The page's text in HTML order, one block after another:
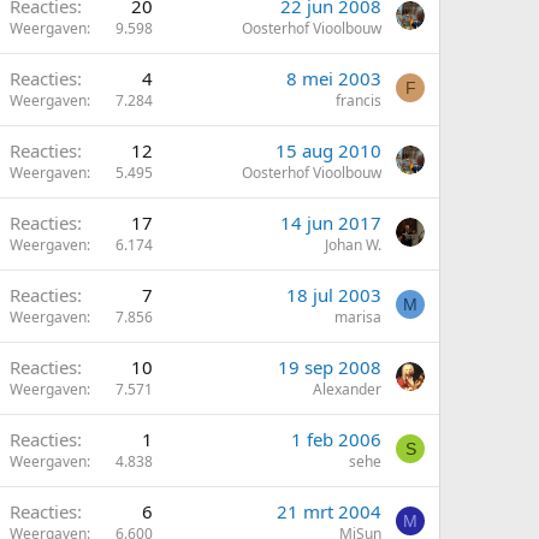
Reacties 20
Weergaven 9.598
22 jun 2008
Oosterhof Vioolbouw
Reacties 4
Weergaven 7.284
8 mei 2003
francis
F
Reacties 12
Weergaven 5.495
15 aug 2010
Oosterhof Vioolbouw
Reacties 17
Weergaven 6.174
14 jun 2017
Johan W.
Reacties 7
Weergaven 7.856
18 jul 2003
marisa
M
Reacties 10
Weergaven 7.571
19 sep 2008
Alexander
Reacties 1
Weergaven 4.838
1 feb 2006
sehe
S
Reacties 6
Weergaven 6.600
21 mrt 2004
MiSun
M